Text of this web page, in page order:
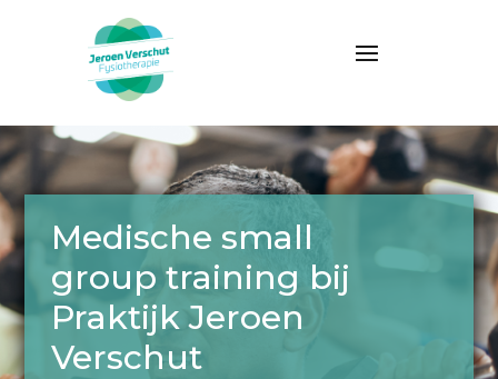
Medische small
group training bij
Praktijk Jeroen
Verschut